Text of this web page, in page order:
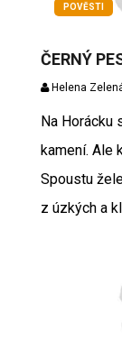
POVĚSTI
ČERNÝ
Helena
Na Horácku
kamení. Ale
Spoustu
z úzkých a